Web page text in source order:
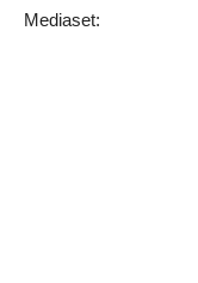
Mediaset: